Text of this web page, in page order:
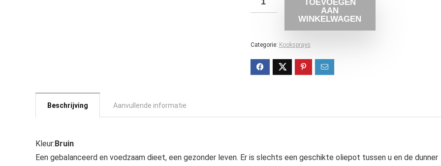
TOEVOEGEN
AAN
WINKELWAGEN
Categorie: Kooksprays
Beschrijving Aanvullende informatie
Kleur:Bruin
Een gebalanceerd en voedzaam dieet, een gezonder leven. Er is slechts een geschikte oliepot tussen u en de dunner